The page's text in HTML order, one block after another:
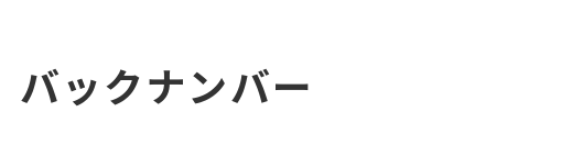
バックナンバー